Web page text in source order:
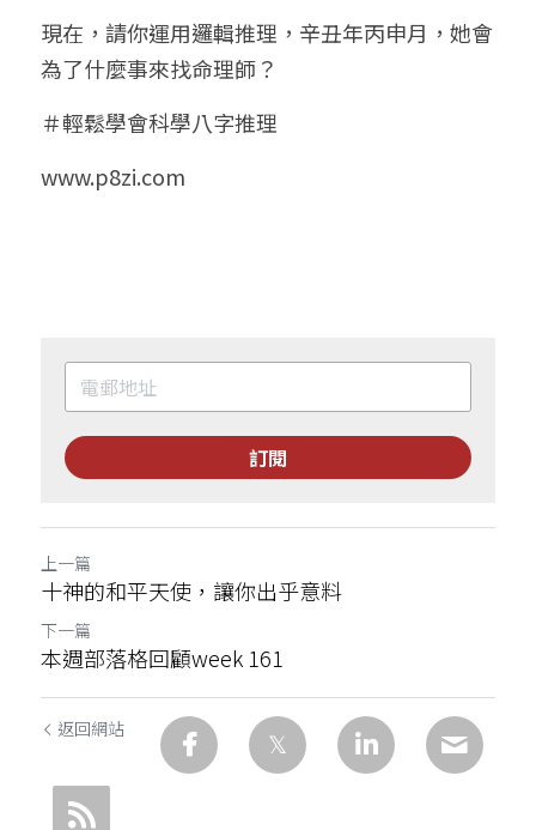
現在，請你運用邏輯推理，辛丑年丙申月，她會
為了什麼事來找命理師？
＃輕鬆學會科學八字推理
www.p8zi.com
訂閱
上一篇
十神的和平天使，讓你出乎意料
下一篇
本週部落格回顧week 161
返回網站